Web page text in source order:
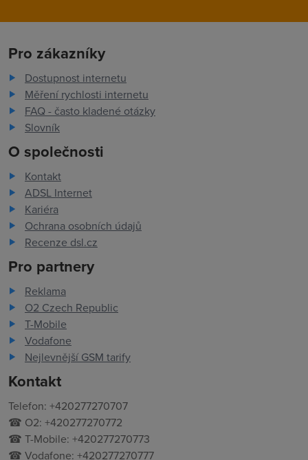
Pro zákazníky
Dostupnost internetu
Měření rychlosti internetu
FAQ - často kladené otázky
Slovník
O společnosti
Kontakt
ADSL Internet
Kariéra
Ochrana osobních údajů
Recenze dsl.cz
Pro partnery
Reklama
O2 Czech Republic
T-Mobile
Vodafone
Nejlevnější GSM tarify
Kontakt
Telefon: +420277270707
☎ O2: +420277270772
☎ T-Mobile: +420277270773
☎ Vodafone: +420277270777